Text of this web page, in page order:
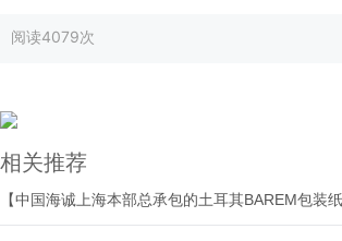
阅读4079次
相关推荐
【中国海诚上海本部总承包的土耳其BAREM包装